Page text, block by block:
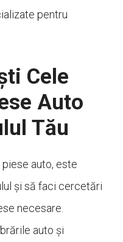
pentru
Cele
Auto
Tău
auto, este
și să faci cercetări
necesare.
auto și